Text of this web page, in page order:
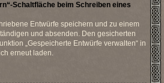
Schaltfläche beim Schreiben eines
Entwürfe speichern und zu einem
und absenden. Den gesicherten
„Gespeicherte Entwürfe verwalten“ in
erneut laden.